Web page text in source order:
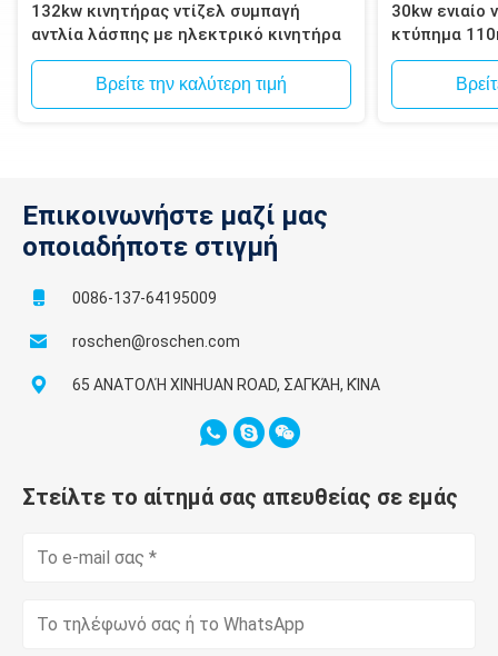
132kw κινητήρας ντίζελ συμπαγή
αντλία λάσπης με ηλεκτρικό κινητήρα
Βρείτε την καλύτερη τιμή
30kw ενιαίο
κτύπημα
λάσπης
διατρήσεων
Επικοινωνήστε μαζί μας
οποιαδήποτε στιγμή
0086-137-64195009
roschen@roschen.com
65 ΑΝΑΤΟΛΉ XINHUAN ROAD, ΣΑΓΚΆΗ, ΚΊΝΑ
Στείλτε το αίτημά σας απευθείας σε εμάς